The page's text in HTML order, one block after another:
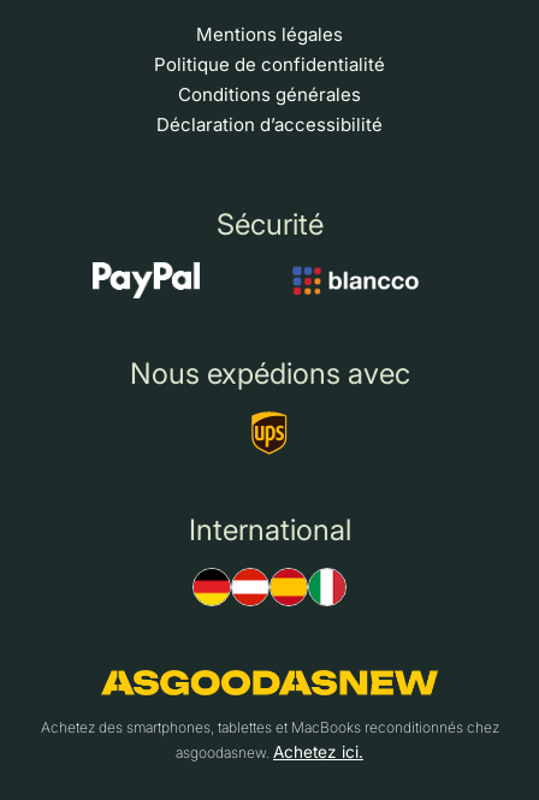
Mentions légales
Politique de confidentialité
Conditions générales
Déclaration d’accessibilité
Sécurité
Nous expédions avec
International
Achetez des smartphones, tablettes et MacBooks reconditionnés chez
asgoodasnew. Achetez ici.